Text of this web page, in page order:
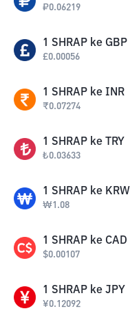
₽0.06219
1 SHRAP ke GBP
£0.00056
1 SHRAP ke INR
₹0.07274
1 SHRAP ke TRY
₺0.03633
1 SHRAP ke KRW
₩1.08
1 SHRAP ke CAD
$0.00107
1 SHRAP ke JPY
¥0.12092